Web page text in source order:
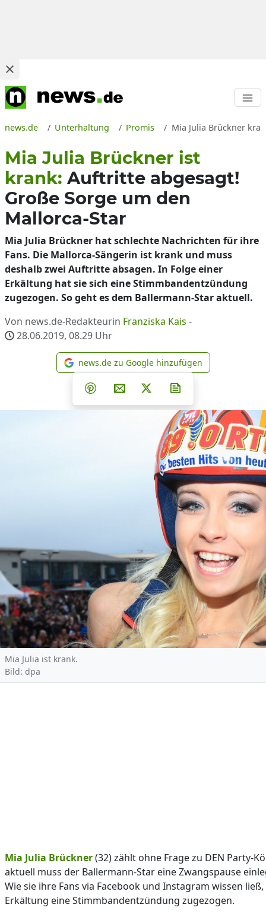
news.de Unterhaltung Promis Mia Julia Brückner
Mia Julia Brückner ist
krank: Auftritte abgesagt!
Große Sorge um den
Mallorca-Star
Mia Julia Brückner hat schlechte Nachrichten für ihre
Fans. Die Mallorca-Sängerin ist krank und muss
deshalb zwei Auftritte absagen. In Folge einer
Erkältung hat sie sich eine Stimmbandentzündung
zugezogen. So geht es dem Ballermann-Star aktuell.
Von news.de-Redakteurin Franziska Kais -
28.06.2019, 08.29 Uhr
news.de zu Google
news.de zu Google hinzufügen
Teilen auf Facebook
Teilen auf Whatsapp
Teilen auf Telegram
Teilen auf Pinterest
Per E-Mail teilen
Post auf X
Mia Julia ist krank.
Bild: dpa
Mia Julia Brückner(32) zählt ohne Frage zu DEN Party-
aktuell muss der Ballermann-Star eine Zwangspause
Wie sie ihre Fans via Facebook und Instagram wissen
Erkältung eine Stimmbandentzündung zugezogen.